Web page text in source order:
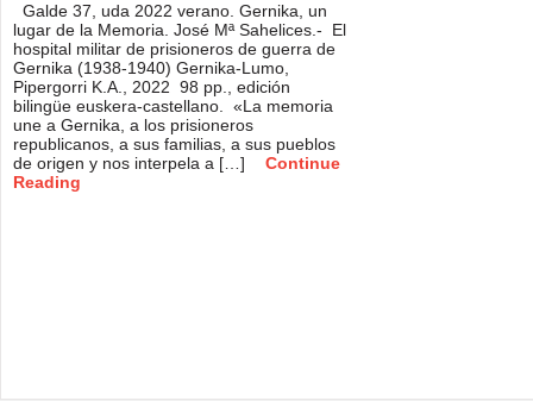
Galde 37, uda 2022 verano. Gernika, un
lugar de la Memoria. José Mª Sahelices.- El
hospital militar de prisioneros de guerra de
Gernika (1938-1940) Gernika-Lumo,
Pipergorri K.A., 2022 98 pp., edición
bilingüe euskera-castellano. «La memoria
une a Gernika, a los prisioneros
republicanos, a sus familias, a sus pueblos
de origen y nos interpela a […]
Continue
Reading